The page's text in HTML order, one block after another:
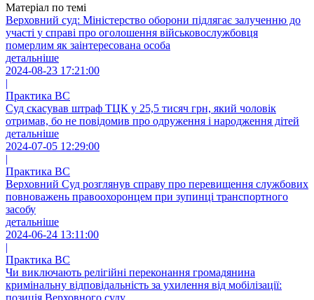
Матеріал по темі
Верховний суд: Міністерство оборони підлягає залученню до
участі у справі про оголошення військовослужбовця
померлим як заінтересована особа
детальніше
2024-08-23 17:21:00
|
Практика ВС
Суд скасував штраф ТЦК у 25,5 тисяч грн, який чоловік
отримав, бо не повідомив про одруження і народження дітей
детальніше
2024-07-05 12:29:00
|
Практика ВС
Верховний Суд розглянув справу про перевищення службових
повноважень правоохоронцем при зупинці транспортного
засобу
детальніше
2024-06-24 13:11:00
|
Практика ВС
Чи виключають релігійні переконання громадянина
кримінальну відповідальність за ухилення від мобілізації:
позиція Верховного суду